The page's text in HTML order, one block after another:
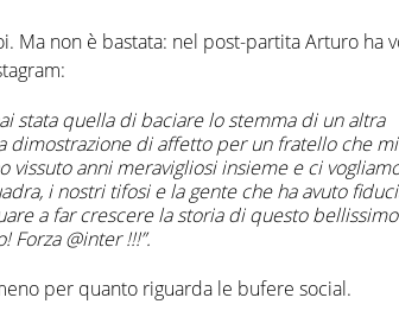
Ma non è bastata: nel post-partita Arturo ha
stata quella di baciare lo stemma di un altra
dimostrazione di affetto per un fratello che
vissuto anni meravigliosi insieme e ci
i nostri tifosi e la gente che ha avuto
a far crescere la storia di questo
Forza @inter !!!”.
per quanto riguarda le bufere social.